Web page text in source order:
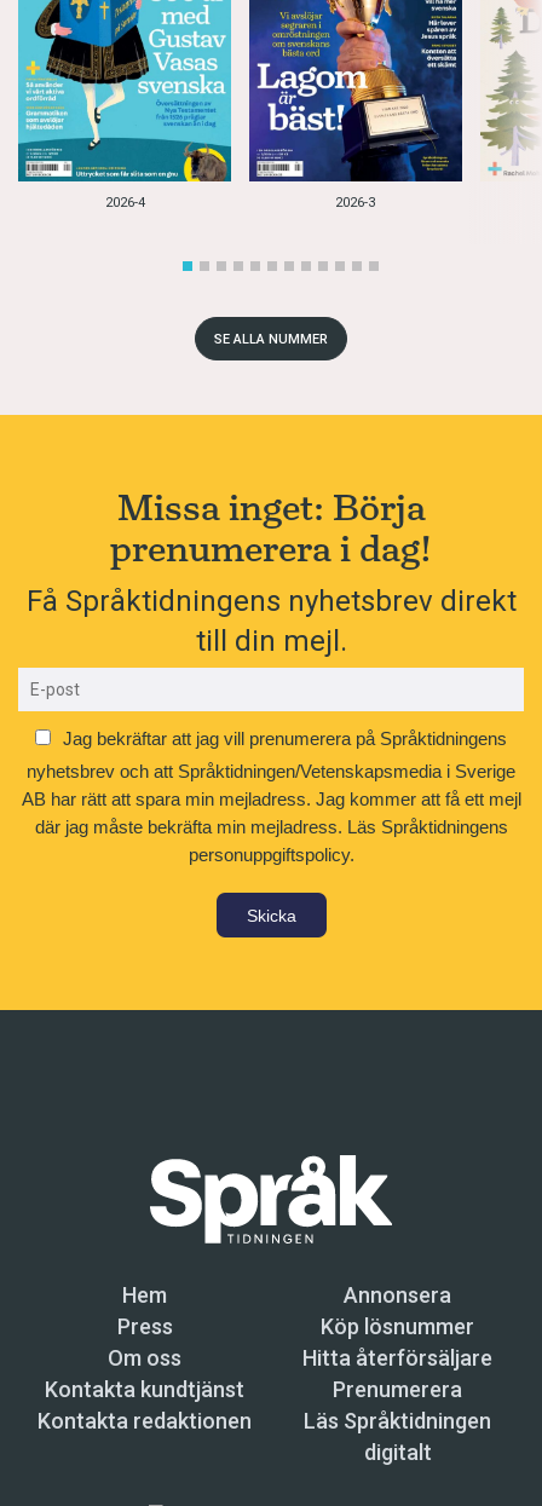
2026-4 2026-3
SE ALLA NUMMER
Missa inget: Börja
prenumerera i dag!
Få Språktidningens nyhetsbrev direkt
till din mejl.
Jag bekräftar att jag vill prenumerera på Språktidningens
nyhetsbrev och att Språktidningen/Vetenskapsmedia i Sverige
AB har rätt att spara min mejladress. Jag kommer att få ett mejl
där jag måste bekräfta min mejladress. Läs Språktidningens
personuppgiftspolicy.
Skicka
Hem
Annonsera
Press
Köp lösnummer
Om oss
Hitta återförsäljare
Kontakta kundtjänst
Prenumerera
Kontakta redaktionen
Läs Språktidningen
digitalt